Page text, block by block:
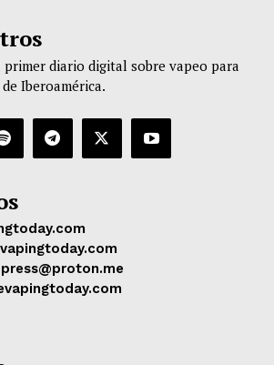
primer diario digital sobre vapeo para
Iberoamérica.